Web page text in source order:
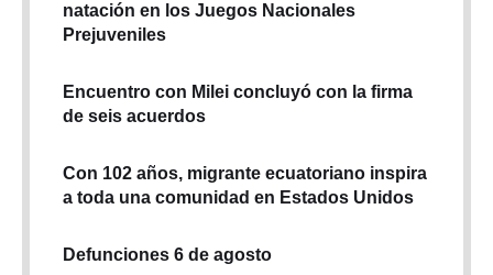
natación en los Juegos Nacionales
Prejuveniles
Encuentro con Milei concluyó con la firma
de seis acuerdos
Con 102 años, migrante ecuatoriano inspira
a toda una comunidad en Estados Unidos
Defunciones 6 de agosto